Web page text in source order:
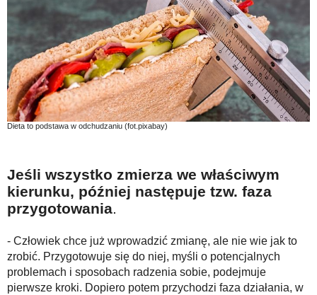
Dieta to podstawa w odchudzaniu (fot.pixabay)
Jeśli wszystko zmierza we właściwym
kierunku, później następuje tzw. faza
przygotowania.
- Człowiek chce już wprowadzić zmianę, ale nie wie jak to
zrobić. Przygotowuje się do niej, myśli o potencjalnych
problemach i sposobach radzenia sobie, podejmuje
pierwsze kroki. Dopiero potem przychodzi faza działania, w